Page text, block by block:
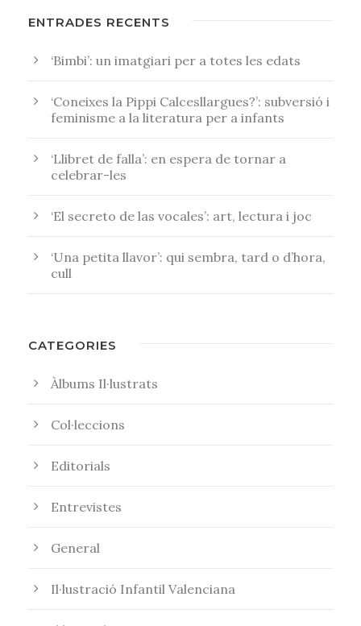
ENTRADES RECENTS
‘Bimbi’: un imatgiari per a totes les edats
‘Coneixes la Pippi Calcesllargues?’: subversió i
feminisme a la literatura per a infants
‘Llibret de falla’: en espera de tornar a
celebrar-les
‘El secreto de las vocales’: art, lectura i joc
‘Una petita llavor’: qui sembra, tard o d’hora,
cull
CATEGORIES
Àlbums Il·lustrats
Col·leccions
Editorials
Entrevistes
General
Il·lustració Infantil Valenciana